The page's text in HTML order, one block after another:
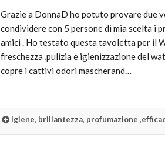
Grazie a DonnaD ho potuto provare due
condividere con 5 persone di mia scelta i
amici . Ho testato questa tavoletta per il
freschezza ,pulizia e igienizzazione del
copre i cattivi odori mascherand…
Igiene, brillantezza, profumazione